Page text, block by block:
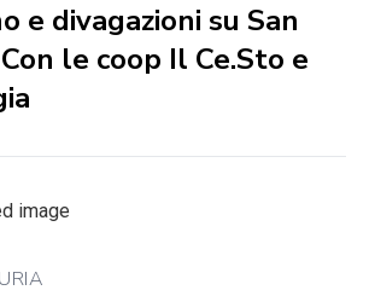
e divagazioni su San
le coop Il Ce.Sto e